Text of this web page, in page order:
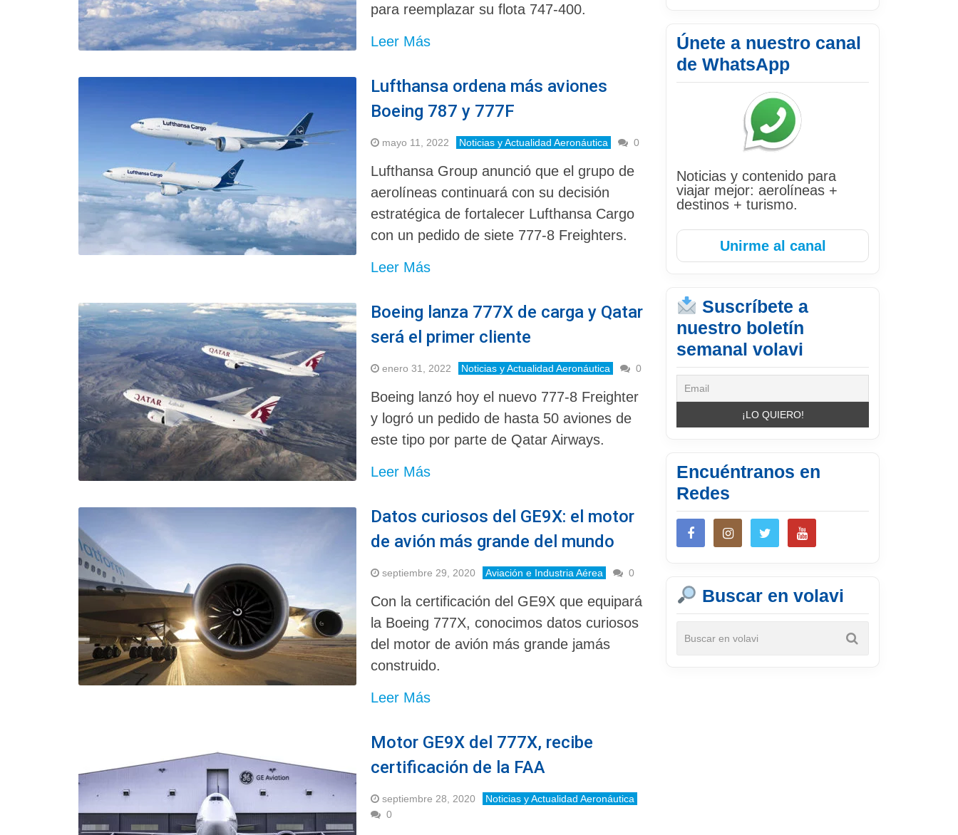
para reemplazar su flota 747-400.
Leer Más
Lufthansa ordena más aviones
Boeing 787 y 777F
mayo 11, 2022 Noticias y Actualidad Aeronáutica 0
Lufthansa Group anunció que el grupo de
aerolíneas continuará con su decisión
estratégica de fortalecer Lufthansa Cargo
con un pedido de siete 777-8 Freighters.
Leer Más
Boeing lanza 777X de carga y Qatar
será el primer cliente
enero 31, 2022 Noticias y Actualidad Aeronáutica 0
Boeing lanzó hoy el nuevo 777-8 Freighter
y logró un pedido de hasta 50 aviones de
este tipo por parte de Qatar Airways.
Leer Más
Datos curiosos del GE9X: el motor
de avión más grande del mundo
septiembre 29, 2020 Aviación e Industria Aérea 0
Con la certificación del GE9X que equipará
la Boeing 777X, conocimos datos curiosos
del motor de avión más grande jamás
construido.
Leer Más
Motor GE9X del 777X, recibe
certificación de la FAA
septiembre 28, 2020
Noticias y Actualidad Aeronáutica
0
Únete a nuestro canal
de WhatsApp
Noticias y contenido para
viajar mejor: aerolíneas +
destinos + turismo.
Unirme al canal
Suscríbete a
nuestro boletín
semanal volavi
Encuéntranos en
Redes
Buscar en volavi